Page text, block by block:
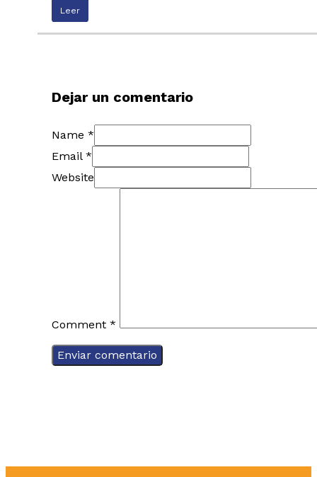
Leer
Dejar un comentario
Name *
Email *
Website
Comment *